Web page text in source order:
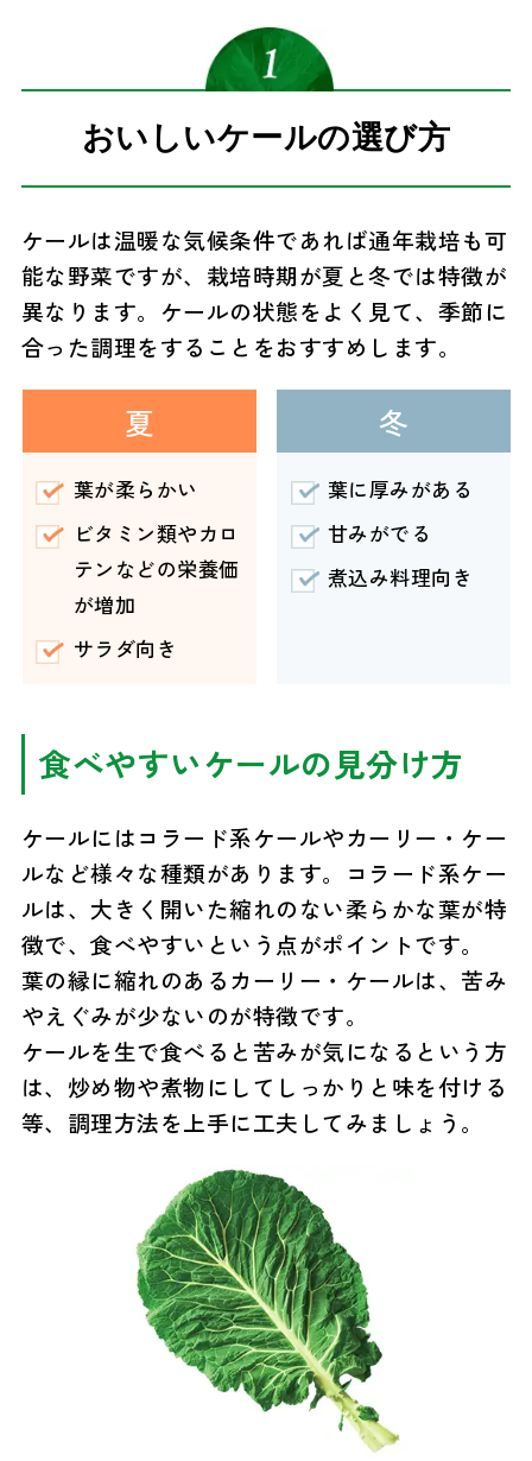
おいしいケールの選び方
ケールは温暖な気候条件であれば通年栽培も可
能な野菜ですが、栽培時期が夏と冬では特徴が
異なります。ケールの状態をよく見て、季節に
合った調理をすることをおすすめします。
夏
葉が柔らかい
ビタミン類やカロ
テンなどの栄養価
が増加
サラダ向き
冬
葉に厚みがある
甘みがでる
煮込み料理向き
食べやすいケールの見分け方
ケールにはコラード系ケールやカーリー・ケー
ルなど様々な種類があります。コラード系ケー
ルは、大きく開いた縮れのない柔らかな葉が特
徴で、食べやすいという点がポイントです。
葉の縁に縮れのあるカーリー・ケールは、苦み
やえぐみが少ないのが特徴です。
ケールを生で食べると苦みが気になるという方
は、炒め物や煮物にしてしっかりと味を付ける
等、調理方法を上手に工夫してみましょう。